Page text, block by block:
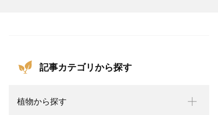
記事カテゴリから探す
植物から探す